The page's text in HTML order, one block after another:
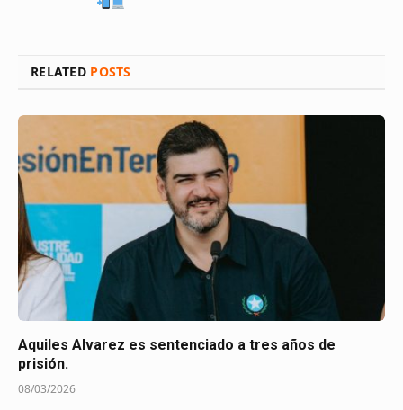
RELATED POSTS
Aquiles Alvarez es sentenciado a tres años de
prisión.
08/03/2026